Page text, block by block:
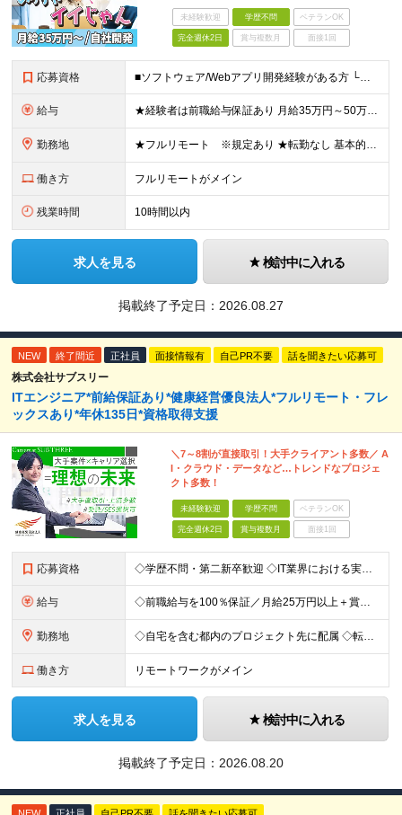
未経験歓迎 学歴不問 ベテランOK
完全週休2日 賞与複数月 面接1回
応募資格 ■ソフトウェア/Webアプリ開発経験がある方 └経験1～3年程度の方も大歓迎◎ ■学歴不問 ■20代30代活躍中 ＼自由度の高い環境で成長したい方にピッタリ／ 「ルールや制度に縛られすぎない場所が良
給与 ★経験者は前職給与保証あり 月給35万円～50万円＋各種手当 ※固定残業代（月40時間・84,000円～120,000円）を含みます ※40時間を超える残業代は追加で支給します ※試用期間3ヵ月あ
勤務地 ★フルリモート ※規定あり ★転勤なし 基本的にはフルリモートでの勤務となります。 ※本社への通勤圏内にお住まいの方が条件となります。 【本社】 東京都千代田区神田神保町２-４-７久月神田ビル5階
働き方 フルリモートがメイン
残業時間 10時間以内
求人を見る 検討中に入れる
掲載終了予定日： 2026.08.27
NEW 終了間近 正社員 面接情報有 自己PR不要 話を聞きたい応募可
株式会社サブスリー
ITエンジニア*前給保証あり*健康経営優良法人*フルリモート・フレ
ックスあり*年休135日*資格取得支援
＼7～8割が直接取引！大手クライアント多数／ A
I・クラウド・データなど…トレンドなプロジェ
クト多数！
未経験歓迎 学歴不問 ベテランOK
完全週休2日 賞与複数月 面接1回
応募資格 ◇学歴不問・第二新卒歓迎 ◇IT業界における実務経験がある方（言語、工程、年数不問） ◇経験者・30歳以下の方は『書類選考無しの面接確約』 ☆経験者は『書類選考無しの面接確約』をお約束！ PM／PL
給与 ◇前職給与を100％保証／月給25万円以上＋賞与年2回＋各種手当 ・残業代と交通費は別途支給 ・退職金や住宅手当など…福利厚生も充実！ 【経験者は経験・スキルに応じて優遇します】 開発経験1年以上：
勤務地 ◇自宅を含む都内のプロジェクト先に配属 ◇転勤なし！プロジェクトは都内が95％以上が23区内 ◇フルリモート案件あり ■水道橋オフィス／東京都千代田区神田三崎町3-5-9 天翔オフィス水道橋7F └
働き方 リモートワークがメイン
求人を見る 検討中に入れる
掲載終了予定日： 2026.08.20